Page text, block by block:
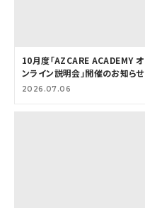
10月度「AZCARE ACADEMY オ
ンライン説明会」開催のお知らせ
2026.07.06